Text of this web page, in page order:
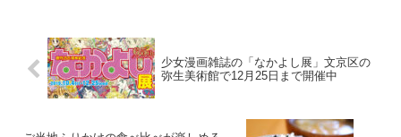
少女漫画雑誌の「なかよし展」文京区の
弥生美術館で12月25日まで開催中